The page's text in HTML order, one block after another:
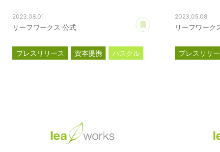
2023.08.01
リーフワークス 公式
あとで読む
プレスリリース 資本提携
パスクル
2023.05.08
リーフワーク
プレスリリ